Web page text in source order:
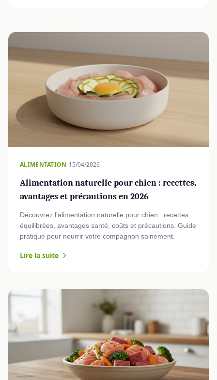
ALIMENTATION·15/04/2026
Alimentation naturelle pour chien : recettes,
avantages et précautions en 2026
Découvrez l'alimentation naturelle pour chien : recettes
équilibrées, avantages santé, coûts et précautions. Guide
pratique pour nourrir votre compagnon sainement.
Lire la suite